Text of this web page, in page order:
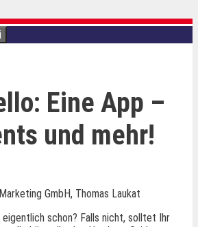
Eine App –
und mehr!
GmbH, Thomas Laukat
eigentlich schon? Falls nicht, solltet Ihr